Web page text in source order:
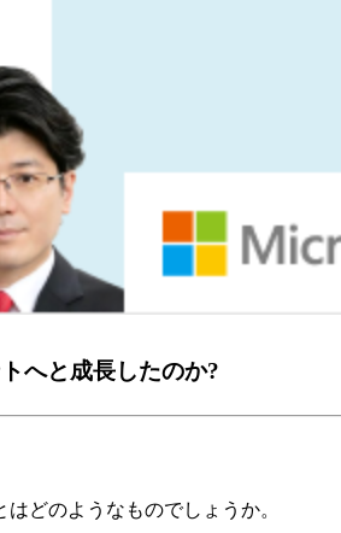
へと成長したのか?
どのようなものでしょうか。